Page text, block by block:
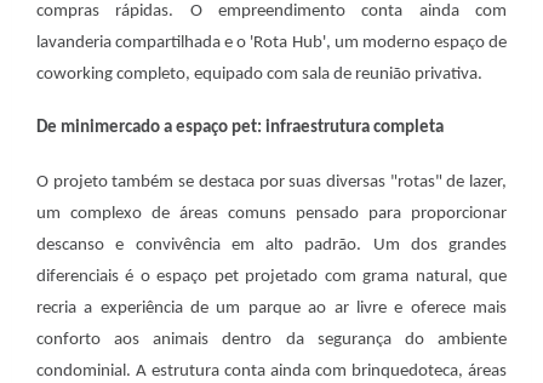
compras rápidas. O empreendimento conta ainda com
lavanderia compartilhada e o 'Rota Hub', um moderno espaço de
coworking completo, equipado com sala de reunião privativa.
De minimercado a espaço pet: infraestrutura completa
O projeto também se destaca por suas diversas "rotas" de lazer,
um complexo de áreas comuns pensado para proporcionar
descanso e convivência em alto padrão. Um dos grandes
diferenciais é o espaço pet projetado com grama natural, que
recria a experiência de um parque ao ar livre e oferece mais
conforto aos animais dentro da segurança do ambiente
condominial. A estrutura conta ainda com brinquedoteca, áreas